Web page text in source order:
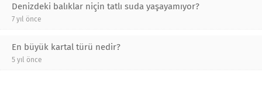
Denizdeki balıklar niçin tatlı suda yaşayamıyor?
7 yıl önce
En büyük kartal türü nedir?
5 yıl önce